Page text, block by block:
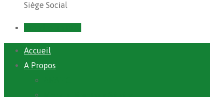
Siège Social
Accueil
A Propos